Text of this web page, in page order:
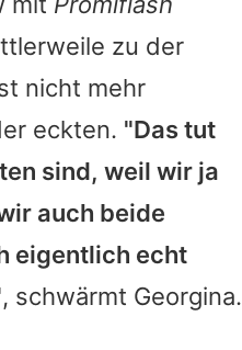
zu der
nicht mehr
eckten. "Das tut
sind, weil wir ja
auch beide
eigentlich echt
, schwärmt Georgina.